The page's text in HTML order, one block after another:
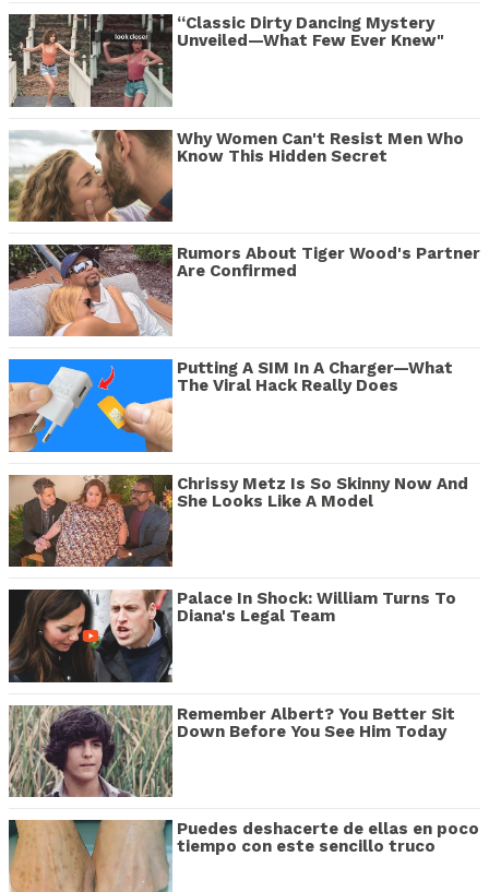
“Classic Dirty Dancing Mystery
Unveiled—What Few Ever Knew"
Why Women Can't Resist Men Who
Know This Hidden Secret
Rumors About Tiger Wood's Partner
Are Confirmed
Putting A SIM In A Charger—What
The Viral Hack Really Does
Chrissy Metz Is So Skinny Now And
She Looks Like A Model
Palace In Shock: William Turns To
Diana's Legal Team
Remember Albert? You Better Sit
Down Before You See Him Today
Puedes deshacerte de ellas en poco
tiempo con este sencillo truco